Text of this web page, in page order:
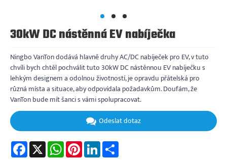
30kW DC nástěnná EV nabíječka
Ningbo VanTon dodává hlavně druhy AC/DC nabíječek pro EV, v tuto
chvíli bych chtěl pochválit tuto 30kW DC nástěnnou EV nabíječku s
lehkým designem a odolnou životností, je opravdu přátelská pro
různá místa a situace, aby odpovídala požadavkům. Doufám, že
VanTon bude mít šanci s vámi spolupracovat.
Odeslat dotaz
Facebook
X WhatsAppPinterestLinkedIn